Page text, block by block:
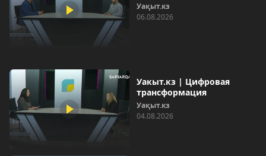
Уақыт.кз
06.08.2026
Уакыт.кз | Цифровая
трансформация
Уақыт.кз
04.08.2026